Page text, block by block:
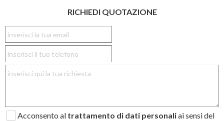
RICHIEDI QUOTAZIONE
Acconsento al trattamento di dati personaliai sensi del